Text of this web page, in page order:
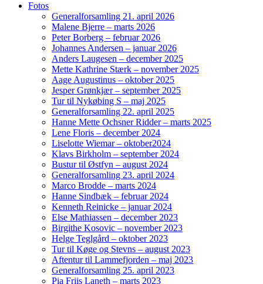
Fotos
Generalforsamling 21. april 2026
Malene Bjerre – marts 2026
Peter Borberg – februar 2026
Johannes Andersen – januar 2026
Anders Laugesen – december 2025
Mette Kathrine Stærk – november 2025
Aage Augustinus – oktober 2025
Jesper Grønkjær – september 2025
Tur til Nykøbing S – maj 2025
Generalforsamling 22. april 2025
Hanne Mette Ochsner Ridder – marts 2025
Lene Floris – december 2024
Liselotte Wiemar – oktober2024
Klavs Birkholm – september 2024
Bustur til Østfyn – august 2024
Generalforsamling 23. april 2024
Marco Brodde – marts 2024
Hanne Sindbæk – februar 2024
Kenneth Reinicke – januar 2024
Else Mathiassen – december 2023
Birgithe Kosovic – november 2023
Helge Teglgård – oktober 2023
Tur til Køge og Stevns – august 2023
Aftentur til Lammefjorden – maj 2023
Generalforsamling 25. april 2023
Pia Friis Laneth – marts 2023